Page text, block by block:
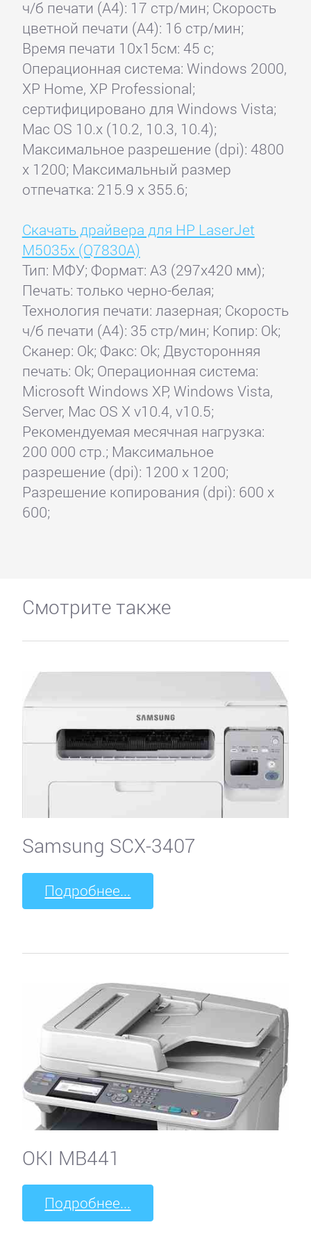
ч/б печати (А4): 17 стр/мин; Скорость
цветной печати (А4): 16 стр/мин;
Время печати 10x15см: 45 с;
Операционная система: Windows 2000,
XP Home, XP Professional;
сертифицировано для Windows Vista;
Mac OS 10.x (10.2, 10.3, 10.4);
Максимальное разрешение (dpi): 4800
x 1200; Максимальный размер
отпечатка: 215.9 x 355.6;
Скачать драйвера для HP LaserJet
M5035x (Q7830A)
Тип: МФУ; Формат: A3 (297x420 мм);
Печать: только черно-белая;
Технология печати: лазерная; Скорость
ч/б печати (А4): 35 стр/мин; Копир: Ok;
Сканер: Ok; Факс: Ok; Двусторонняя
печать: Ok; Операционная система:
Microsoft Windows XP, Windows Vista,
Server, Mac OS X v10.4, v10.5;
Рекомендуемая месячная нагрузка:
200 000 стр.; Максимальное
разрешение (dpi): 1200 x 1200;
Разрешение копирования (dpi): 600 x
600;
Смотрите также
Samsung SCX-3407
Подробнее...
OKI MB441
Подробнее...